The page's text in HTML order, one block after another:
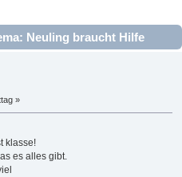
Neuling braucht Hilfe
»
klasse!
es alles gibt.